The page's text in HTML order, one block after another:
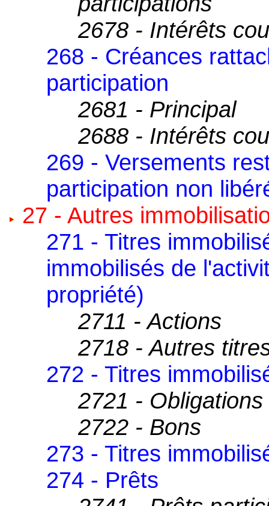
2678 - Intérêts
268 - Créances
participation
2681 - Principal
2688 - Intérêts
269 - Versements
participation non
27 - Autres
271 - Titres
immobilisés de
propriété)
2711 - Actions
2718 - Autres
272 - Titres
2721 - Obligations
2722 - Bons
273 - Titres
274 - Prêts